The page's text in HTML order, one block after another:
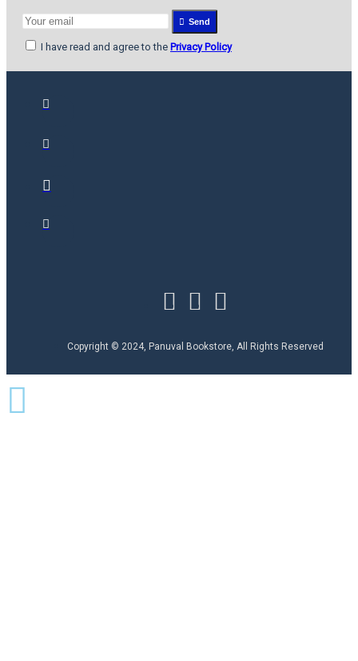
Send
I have read and agree to the Privacy Policy
Copyright © 2024, Panuval Bookstore, All Rights Reserved